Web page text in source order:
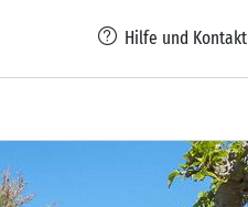
Hilfe und Kontakt